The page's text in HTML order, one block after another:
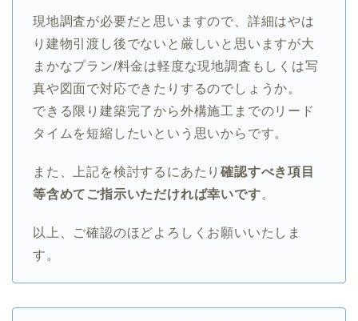
現地調査が必要だと思いますので、詳細はやは
り建物引渡し後でないと厳しいと思いますが大
まかなプラン/料金は軽度な現地調査もしくは写
真や図面で対応できたりするのでしょうか。
できる限り建築完了から外構施工までのリード
タイムを短縮したいという思いからです。
また、上記を検討するにあたり確認すべき項目
等含めてご指示いただければ幸いです。
以上、ご確認のほどよろしくお願いいたしま
す。